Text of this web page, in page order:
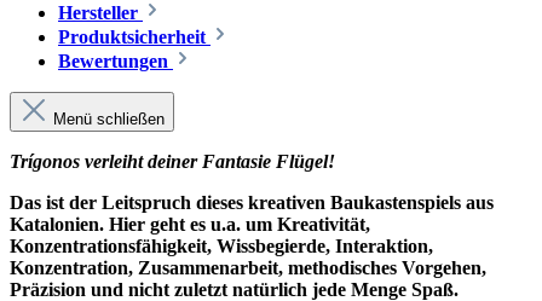
Hersteller
Produktsicherheit
Bewertungen
Menü schließen
Trígonos verleiht deiner Fantasie Flügel!
Das ist der Leitspruch dieses kreativen Baukastenspiels aus
Katalonien. Hier geht es u.a. um Kreativität,
Konzentrationsfähigkeit, Wissbegierde, Interaktion,
Konzentration, Zusammenarbeit, methodisches Vorgehen,
Präzision und nicht zuletzt natürlich jede Menge Spaß.